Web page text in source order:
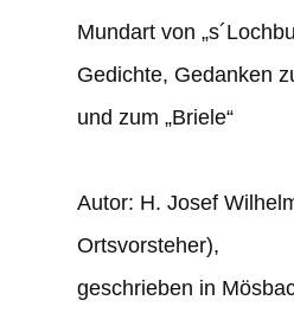
Mundart von
Gedichte, Gedanken
und zum „Briele“
Autor: H. Josef
Ortsvorsteher),
geschrieben in